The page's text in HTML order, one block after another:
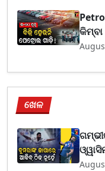
ଖେଳ